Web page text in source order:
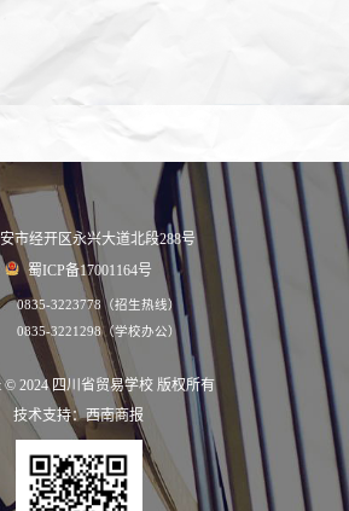
市经开区永兴大道北段288号
蜀ICP备17001164号
0835-3223778（招生热线）
0835-3221298（学校办公）
© 2024 四川省贸易学校 版权所有
技术支持：西南商报